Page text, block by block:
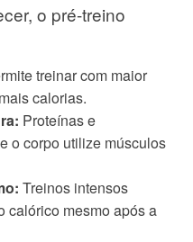
o pré-treino
treinar com maior
calorias.
Proteínas e
o corpo utilize músculos
Treinos intensos
calórico mesmo após a